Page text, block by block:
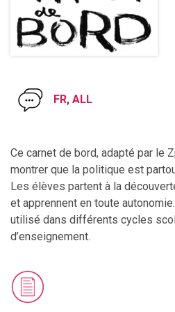
FR, ALL
Ce carnet de bord, adapté par le
montrer que la politique est
Les élèves partent à la
et apprennent en toute
utilisé dans différents cycles
d’enseignement.